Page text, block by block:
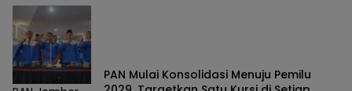
PAN Mulai Konsolidasi Menuju Pemilu